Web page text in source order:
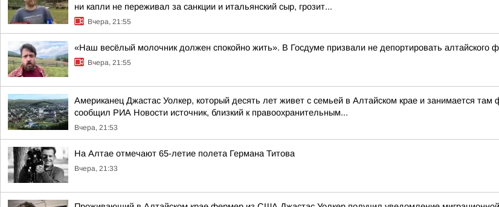
ни капли не переживал за санкции и итальянский сыр, грозит...
Вчера, 21:55
«Наш весёлый молочник должен спокойно жить». В Госдуме призвали не депортировать алтайского
Вчера, 21:55
Американец Джастас Уолкер, который десять лет живет с семьей в Алтайском крае и занимается
сообщил РИА Новости источник, близкий к правоохранительным...
Вчера, 21:53
На Алтае отмечают 65-летие полета Германа Титова
Вчера, 21:33